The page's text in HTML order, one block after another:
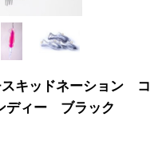
キッドネーション コ
ディー ブラック